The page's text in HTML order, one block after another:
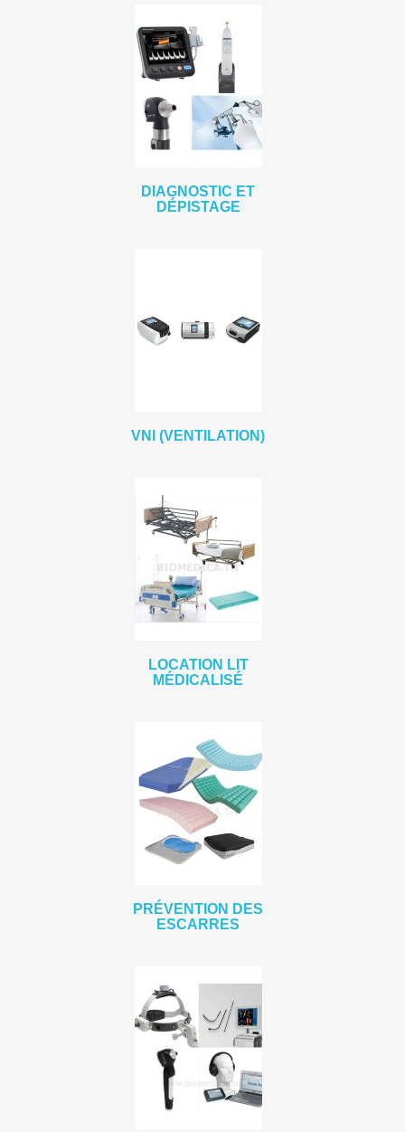
DIAGNOSTIC ET
DÉPISTAGE
VNI (VENTILATION)
LOCATION LIT
MÉDICALISÉ
PRÉVENTION DES
ESCARRES